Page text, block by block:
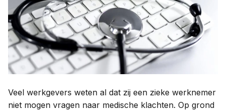
Contact
Taal:
Veel werkgevers weten al dat zij een zieke werknemer
niet mogen vragen naar medische klachten. Op grond